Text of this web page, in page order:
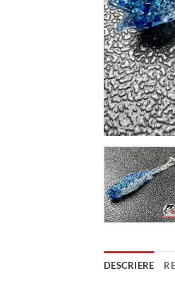
DESCRIERE